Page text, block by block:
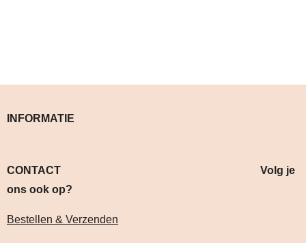
INFORMATIE
CONTACT Volg je
ons ook op?
Bestellen & Verzenden